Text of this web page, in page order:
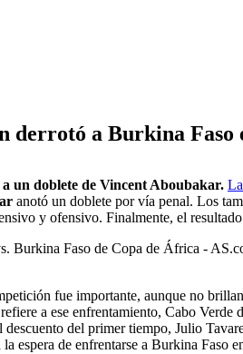
derrotó a Burkina Faso
un doblete de Vincent Aboubakar.
anotó un doblete por vía penal. Los
y ofensivo. Finalmente, el
fue importante, aunque no
a ese enfrentamiento, Cabo
descuento del primer tiempo, Julio
espera de enfrentarse a Burkina Faso